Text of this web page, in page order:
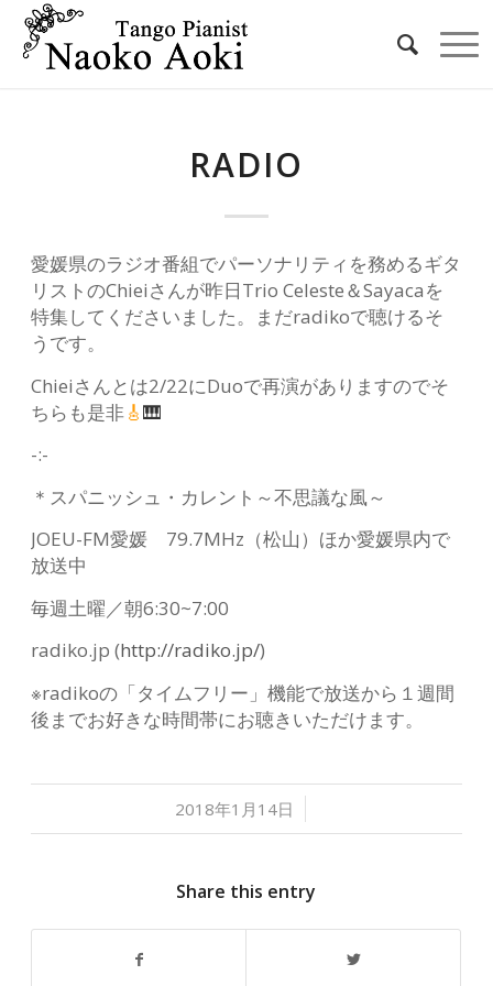
RADIO
愛媛県のラジオ番組でパーソナリティを務めるギタ
リストのChieiさんが昨日Trio Celeste＆Sayacaを
特集してくださいました。まだradikoで聴けるそ
うです。
Chieiさんとは2/22にDuoで再演がありますのでそ
ちらも是非🎸🎹
-:-
＊スパニッシュ・カレント～不思議な風～
JOEU-FM愛媛 79.7MHz（松山）ほか愛媛県内で
放送中
毎週土曜／朝6:30~7:00
radiko.jp (http://radiko.jp/)
※radikoの「タイムフリー」機能で放送から１週間
後までお好きな時間帯にお聴きいただけます。
2018年1月14日
/
Share this entry